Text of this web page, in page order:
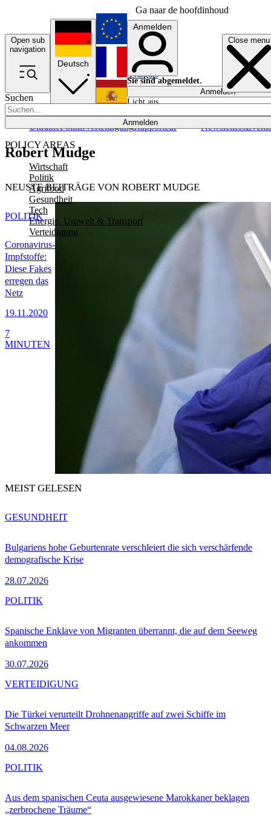
Ga naar de hoofdinhoud
Open sub
navigation
Close menu
Suchen
Anmelden
POLICY AREAS
Wirtschaft
Politik
Agrifood
Gesundheit
Tech
Energie, Umwelt & Transport
Verteidigung
UkrainePolitikVerteidigungRapporteur NewslettersEvents
Deutsch
English
Français
Anmelden
Sie sind abgemeldet.
Anmelden
Licht aus
Robert Mudge
NEUSTE BEITRÄGE VON ROBERT MUDGE
Coronavirus-
Impfstoffe:
Diese Fakes
erregen das
Netz
19.11.2020
POLITIK
7
MINUTEN
MEIST GELESEN
Bulgariens hohe Geburtenrate verschleiert die sich verschärfende
demografische Krise
28.07.2026
GESUNDHEIT
Spanische Enklave von Migranten überrannt, die auf dem Seeweg
ankommen
30.07.2026
POLITIK
Die Türkei verurteilt Drohnenangriffe auf zwei Schiffe im
Schwarzen Meer
04.08.2026
VERTEIDIGUNG
Aus dem spanischen Ceuta ausgewiesene Marokkaner beklagen
„zerbrochene Träume“
POLITIK